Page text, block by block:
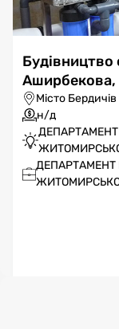
Будівництво
Аширбекова,
Місто Бердичів
н/д
ДЕПАРТАМЕНТ
ДЕПАРТАМЕНТ